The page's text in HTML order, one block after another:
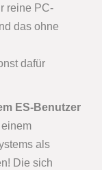
reine PC-
das ohne
dafür
ES-Benutzer
als
Die sich